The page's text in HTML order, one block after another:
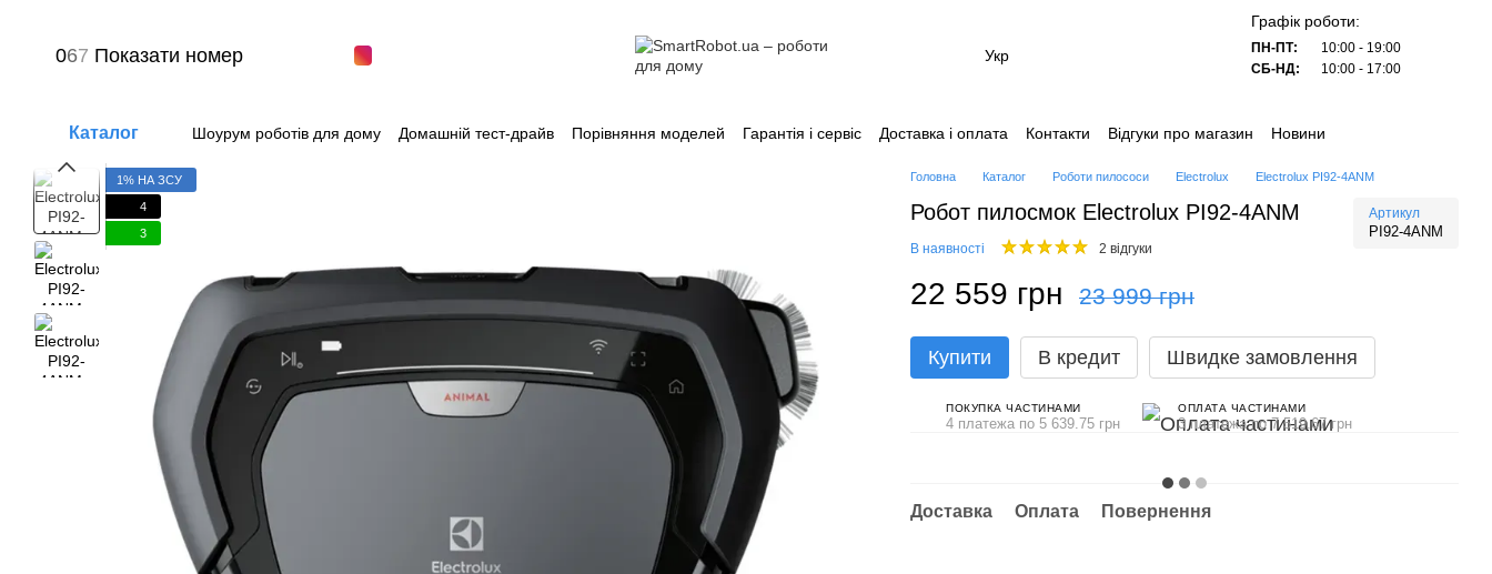
067 Показати номер Укр
Графік роботи:
ПН-ПТ:
10:00 - 19:00
СБ-НД:
10:00 - 17:00
Каталог Шоурум роботів для дому Домашній тест-драйв Порівняння моделей Гарантія і сервіс Доставка і оплата Контакти Відгуки про магазин
Новини
1% НА ЗСУ
4
3
Головна Каталог Роботи пилососи Electrolux Electrolux PI92-4ANM
Робот пилосмок Electrolux PI92-4ANM Артикул
PI92-4ANM
В наявності 2 відгуки
22 559 грн 23 999 грн
Купити В кредит Швидке замовлення
ПОКУПКА ЧАСТИНАМИ
4 платежа по 5 639.75 грн
ОПЛАТА ЧАСТИНАМИ
3 платежа по 7 519.67 грн
Доставка Оплата Повернення